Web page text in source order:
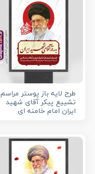
طرح لایه باز پوستر مراسم
تشییع پیکر آقای شهید
ایران امام خامنه ای